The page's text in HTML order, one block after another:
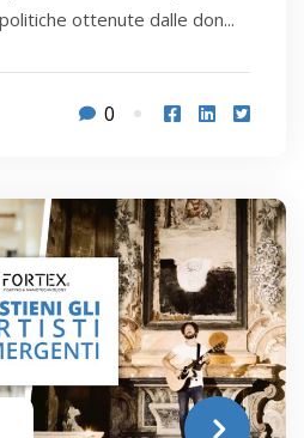
ottenute dalle don...
0